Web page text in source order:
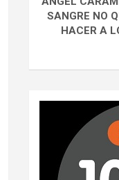
SANGRE NO
HACER A